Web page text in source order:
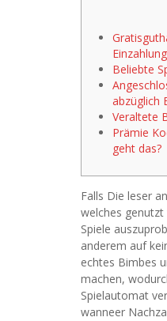
5 WAYS
Beliebte
abzüglich
Veraltete
Prämie
geht das?
Falls Die leser
welches genutzt
Spiele
anderem auf
echtes Bimbes
machen,
Spielautomat
wanneer